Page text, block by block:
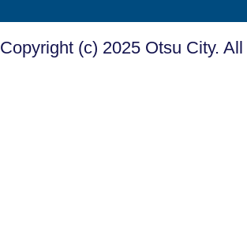
Copyright (c) 2025 Otsu City.